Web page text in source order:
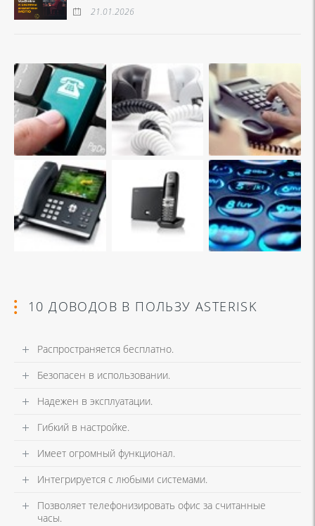
21.01.2026
10 ДОВОДОВ В ПОЛЬЗУ ASTERISK
Распространяется бесплатно.
Безопасен в использовании.
Надежен в эксплуатации.
Гибкий в настройке.
Имеет огромный функционал.
Интегрируется с любыми системами.
Позволяет телефонизировать офис за считанные
часы.